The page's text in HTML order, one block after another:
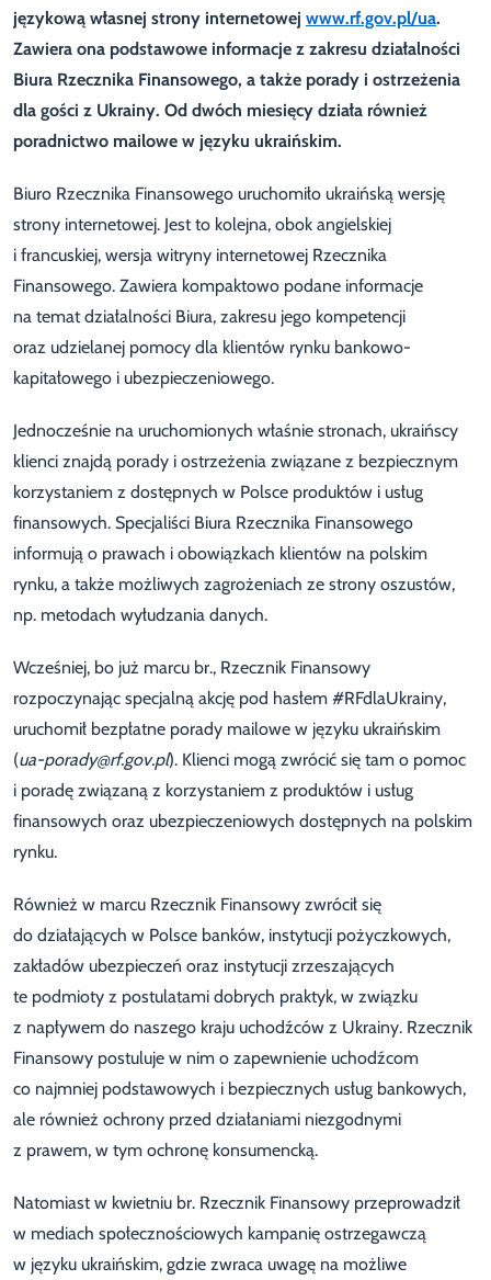
językową własnej strony internetowej www.rf.gov.pl/ua.
Zawiera ona podstawowe informacje z zakresu działalności
Biura Rzecznika Finansowego, a także porady i ostrzeżenia
dla gości z Ukrainy. Od dwóch miesięcy działa również
poradnictwo mailowe w języku ukraińskim.
Biuro Rzecznika Finansowego uruchomiło ukraińską wersję
strony internetowej. Jest to kolejna, obok angielskiej
i francuskiej, wersja witryny internetowej Rzecznika
Finansowego. Zawiera kompaktowo podane informacje
na temat działalności Biura, zakresu jego kompetencji
oraz udzielanej pomocy dla klientów rynku bankowo-
kapitałowego i ubezpieczeniowego.
Jednocześnie na uruchomionych właśnie stronach, ukraińscy
klienci znajdą porady i ostrzeżenia związane z bezpiecznym
korzystaniem z dostępnych w Polsce produktów i usług
finansowych. Specjaliści Biura Rzecznika Finansowego
informują o prawach i obowiązkach klientów na polskim
rynku, a także możliwych zagrożeniach ze strony oszustów,
np. metodach wyłudzania danych.
Wcześniej, bo już marcu br., Rzecznik Finansowy
rozpoczynając specjalną akcję pod hasłem #RFdlaUkrainy,
uruchomił bezpłatne porady mailowe w języku ukraińskim
(ua-porady@rf.gov.pl). Klienci mogą zwrócić się tam o pomoc
i poradę związaną z korzystaniem z produktów i usług
finansowych oraz ubezpieczeniowych dostępnych na polskim
rynku.
Również w marcu Rzecznik Finansowy zwrócił się
do działających w Polsce banków, instytucji pożyczkowych,
zakładów ubezpieczeń oraz instytucji zrzeszających
te podmioty z postulatami dobrych praktyk, w związku
z napływem do naszego kraju uchodźców z Ukrainy. Rzecznik
Finansowy postuluje w nim o zapewnienie uchodźcom
co najmniej podstawowych i bezpiecznych usług bankowych,
ale również ochrony przed działaniami niezgodnymi
z prawem, w tym ochronę konsumencką.
Natomiast w kwietniu br. Rzecznik Finansowy przeprowadził
w mediach społecznościowych kampanię ostrzegawczą
w języku ukraińskim, gdzie zwraca uwagę na możliwe